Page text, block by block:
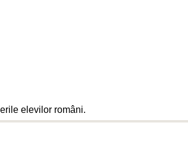
elevilor români.